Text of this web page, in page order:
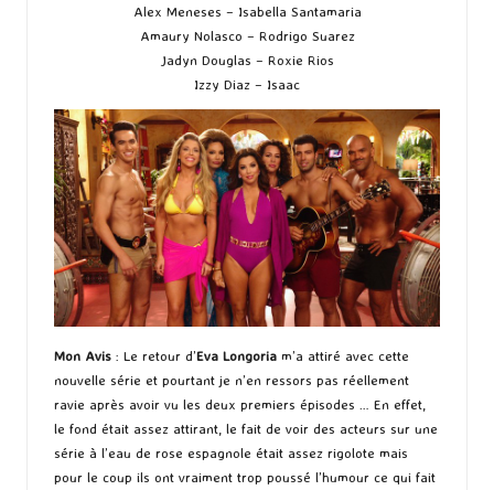
Alex Meneses – Isabella Santamaria
Amaury Nolasco – Rodrigo Suarez
Jadyn Douglas – Roxie Rios
Izzy Diaz – Isaac
Mon Avis : Le retour d’Eva Longoria m’a attiré avec cette
nouvelle série et pourtant je n’en ressors pas réellement
ravie après avoir vu les deux premiers épisodes … En effet,
le fond était assez attirant, le fait de voir des acteurs sur une
série à l’eau de rose espagnole était assez rigolote mais
pour le coup ils ont vraiment trop poussé l’humour ce qui fait